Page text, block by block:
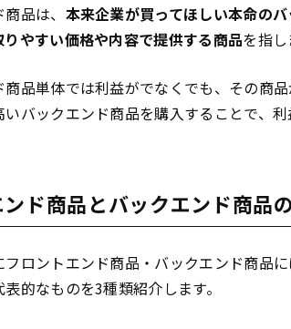
品は、 本来企業が買ってほしい本命の
りやすい価格や内容で提供する商品を指し
商品単体では利益がでなくでも、その商
バックエンド商品を購入することで、利
ド商品とバックエンド商品
フロントエンド商品・バックエンド商品
的なものを3種類紹介します。